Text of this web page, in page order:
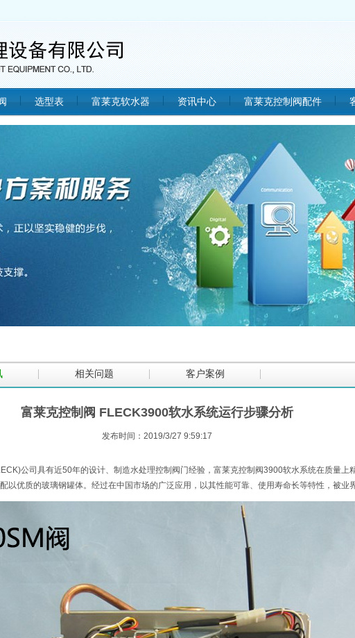
选型表 富莱克软水器 资讯中心 富莱克控制阀配件
相关问题 客户案例
富莱克控制阀 FLECK3900软水系统运行步骤分析
发布时间：2019/3/27 9:59:17
公司具有近50年的设计、制造水处理控制阀门经验， 富莱克控制阀3900软水系统在质量上
以优质的玻璃钢罐体。经过在中国市场的广泛应用，以其性能可靠、使用寿命长等特性，被业